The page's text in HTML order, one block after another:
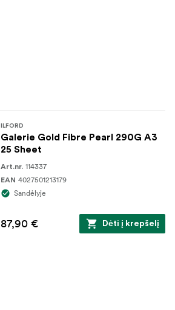
ILFORD
Galerie Gold Fibre Pearl 290G A3
25 Sheet
Art.nr. 114337
EAN 4027501213179
Sandėlyje
87,90 € Dėti į krepšelį